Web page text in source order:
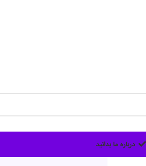
درباره ما بدانید
جدید